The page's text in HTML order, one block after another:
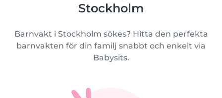
Stockholm
Barnvakt i Stockholm sökes? Hitta den perfekta
barnvakten för din familj snabbt och enkelt via
Babysits.